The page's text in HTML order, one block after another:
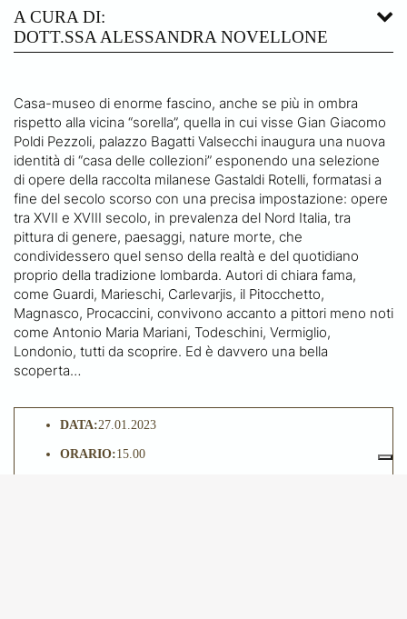
A CURA DI:
DOTT.SSA ALESSANDRA NOVELLONE
Casa-museo di enorme fascino, anche se più in ombra
rispetto alla vicina “sorella”, quella in cui visse Gian Giacomo
Poldi Pezzoli, palazzo Bagatti Valsecchi inaugura una nuova
identità di “casa delle collezioni” esponendo una selezione
di opere della raccolta milanese Gastaldi Rotelli, formatasi a
fine del secolo scorso con una precisa impostazione: opere
tra XVII e XVIII secolo, in prevalenza del Nord Italia, tra
pittura di genere, paesaggi, nature morte, che
condividessero quel senso della realtà e del quotidiano
proprio della tradizione lombarda. Autori di chiara fama,
come Guardi, Marieschi, Carlevarjis, il Pitocchetto,
Magnasco, Procaccini, convivono accanto a pittori meno noti
come Antonio Maria Mariani, Todeschini, Vermiglio,
Londonio, tutti da scoprire. Ed è davvero una bella
scoperta…
DATA:27.01.2023
ORARIO:15.00